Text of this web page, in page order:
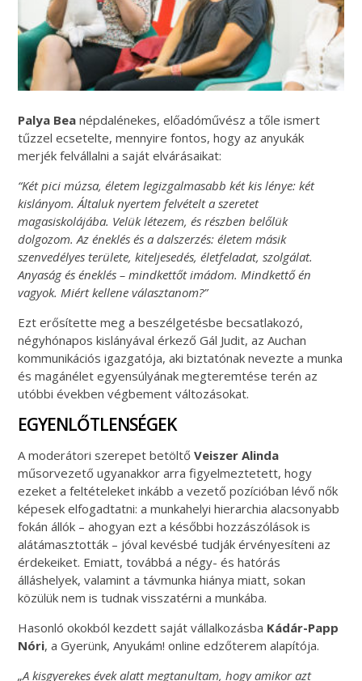
Palya Bea népdalénekes, előadóművész a tőle ismert
tűzzel ecsetelte, mennyire fontos, hogy az anyukák
merjék felvállalni a saját elvárásaikat:
“Két pici múzsa, életem legizgalmasabb két kis lénye: két
kislányom. Általuk nyertem felvételt a szeretet
magasiskolájába. Velük létezem, és részben belőlük
dolgozom. Az éneklés és a dalszerzés: életem másik
szenvedélyes területe, kiteljesedés, életfeladat, szolgálat.
Anyaság és éneklés – mindkettőt imádom. Mindkettő én
vagyok. Miért kellene választanom?”
Ezt erősítette meg a beszélgetésbe becsatlakozó,
négyhónapos kislányával érkező Gál Judit, az Auchan
kommunikációs igazgatója, aki biztatónak nevezte a munka
és magánélet egyensúlyának megteremtése terén az
utóbbi években végbement változásokat.
EGYENLŐTLENSÉGEK
A moderátori szerepet betöltőVeiszer Alinda
műsorvezető ugyanakkor arra figyelmeztetett, hogy
ezeket a feltételeket inkább a vezető pozícióban lévő nők
képesek elfogadtatni: a munkahelyi hierarchia alacsonyabb
fokán állók – ahogyan ezt a későbbi hozzászólások is
alátámasztották – jóval kevésbé tudják érvényesíteni az
érdekeiket. Emiatt, továbbá a négy- és hatórás
álláshelyek, valamint a távmunka hiánya miatt, sokan
közülük nem is tudnak visszatérni a munkába.
Hasonló okokból kezdett saját vállalkozásba Kádár-Papp
Nóri, a Gyerünk, Anyukám! online edzőterem alapítója.
„A kisgyerekes évek alatt megtanultam, hogy amikor azt